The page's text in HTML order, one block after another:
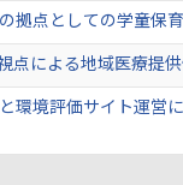
拠点としての学童保
点による地域医療提
環境評価サイト運営